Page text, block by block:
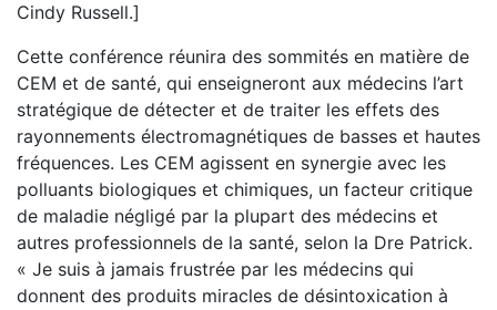
Cindy Russell.]
Cette conférence réunira des sommités en matière de
CEM et de santé, qui enseigneront aux médecins l’art
stratégique de détecter et de traiter les effets des
rayonnements électromagnétiques de basses et hautes
fréquences. Les CEM agissent en synergie avec les
polluants biologiques et chimiques, un facteur critique
de maladie négligé par la plupart des médecins et
autres professionnels de la santé, selon la Dre Patrick.
« Je suis à jamais frustrée par les médecins qui
donnent des produits miracles de désintoxication à